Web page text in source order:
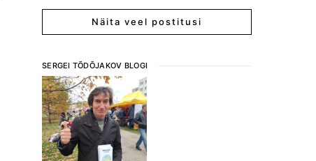
Näita veel postitusi
SERGEI TÕDÕJAKOV BLOGI